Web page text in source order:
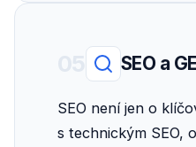
SEO a
SEO není jen o
s technickým SEO,